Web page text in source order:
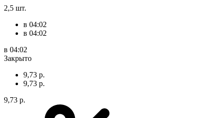
2,5 шт.
в 04:02
в 04:02
в 04:02
Закрыто
9,73 р.
9,73 р.
9,73 р.